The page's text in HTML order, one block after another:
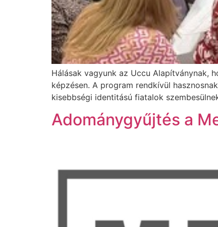
Hálásak vagyunk az Uccu Alapítványnak,
képzésen. A program rendkívül
kisebbségi identitású fiatalok
Adománygyűjtés a